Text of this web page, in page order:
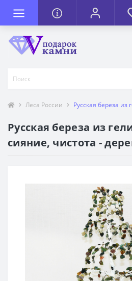
Леса России Русская береза из
Русская береза из
сияние, чистота -